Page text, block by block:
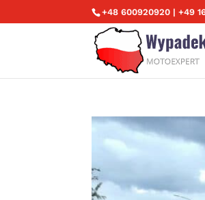
+48 600920920 | +49